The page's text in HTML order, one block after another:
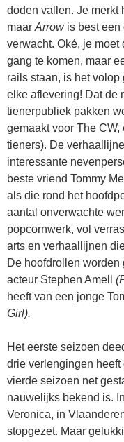
doden vallen. Je merkt
maar Arrowis best een
verwacht. Oké, je
gang te komen, maar
rails staan, is het
elke aflevering! Dat de
tienerpubliek pakken
gemaakt voor The
tieners). De
interessante
beste vriend Tommy
als die rond het
aantal onverwachte
popcornwerk, vol
arts en verhaallijnen
De hoofdrollen
acteur Stephen Amell
heeft van een jonge
Girl).
Het eerste seizoen
drie verlengingen heeft
vierde seizoen net
nauwelijks bekend is.
Veronica, in
stopgezet. Maar